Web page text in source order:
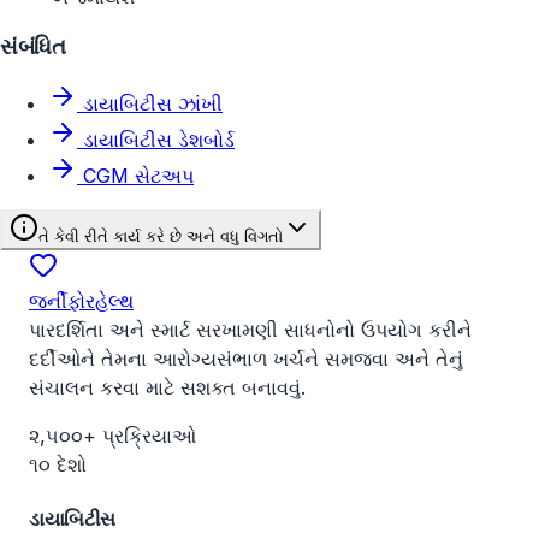
સંબંધિત
ડાયાબિટીસ ઝાંખી
ડાયાબિટીસ ડેશબોર્ડ
CGM સેટઅપ
તે કેવી રીતે કાર્ય કરે છે અને વધુ વિગતો
જર્નીફોરહેલ્થ
પારદર્શિતા અને સ્માર્ટ સરખામણી સાધનોનો ઉપયોગ કરીને
દર્દીઓને તેમના આરોગ્યસંભાળ ખર્ચને સમજવા અને તેનું
સંચાલન કરવા માટે સશક્ત બનાવવું.
૨,૫૦૦+ પ્રક્રિયાઓ
૧૦ દેશો
ડાયાબિટીસ